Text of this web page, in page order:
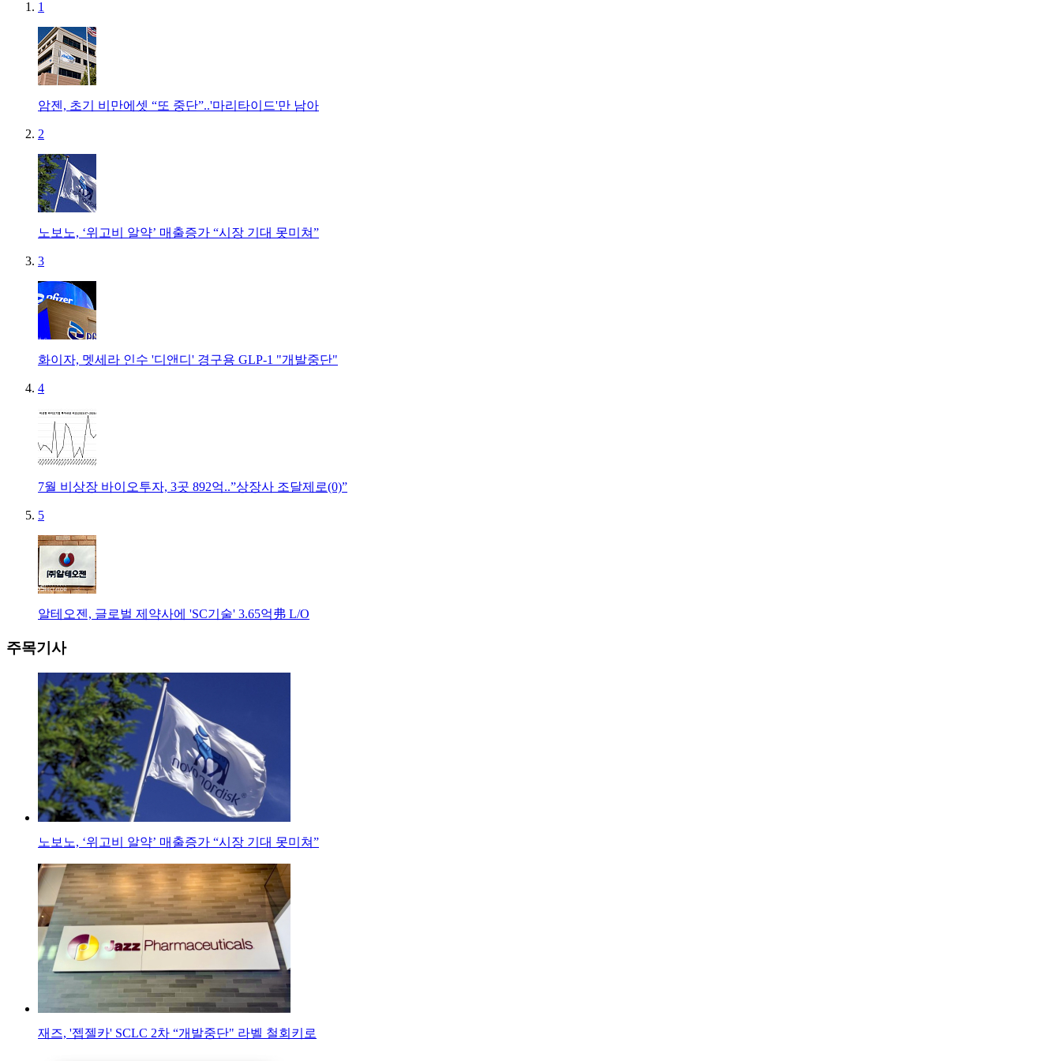
1
암젠, 초기 비만에셋 “또 중단”..'마리타이드'만 남아
2
노보노, ‘위고비 알약’ 매출증가 “시장 기대 못미쳐”
3
화이자, 멧세라 인수 '디앤디' 경구용 GLP-1 "개발중단"
4
7월 비상장 바이오투자, 3곳 892억..”상장사 조달제로(0)”
5
알테오젠, 글로벌 제약사에 'SC기술' 3.65억弗 L/O
주목기사
노보노, ‘위고비 알약’ 매출증가 “시장 기대 못미쳐”
재즈, '젭젤카' SCLC 2차 “개발중단" 라벨 철회키로